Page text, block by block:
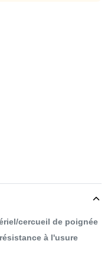
cercueil de poignée
à l'usure